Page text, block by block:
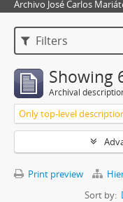
Archivo José Carlos
Filters
Showing
Archival
Only top-level
Print preview
Sort by: